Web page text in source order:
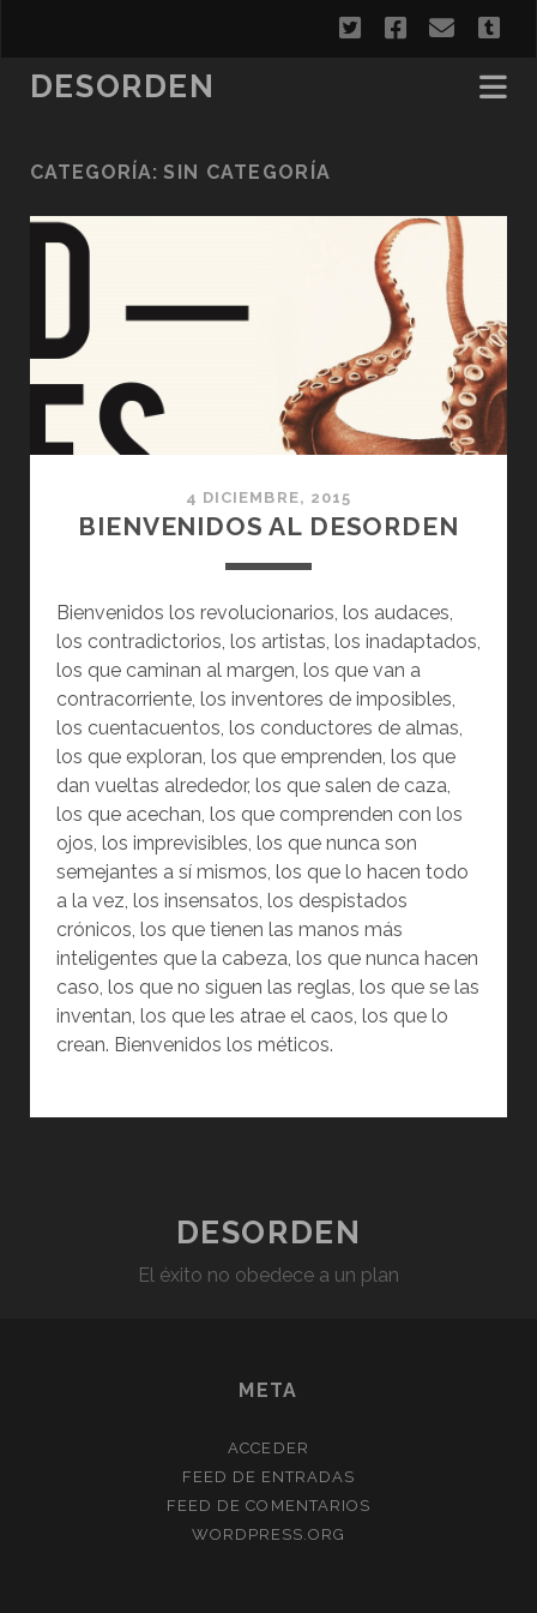
twitterfacebook
correo
DESORDEN
CATEGORÍA:SIN CATEGORÍA
4 DICIEMBRE, 2015
BIENVENIDOS AL DESORDEN
Bienvenidos los revolucionarios, los audaces,
los contradictorios, los artistas, los inadaptados,
los que caminan al margen, los que van a
contracorriente, los inventores de imposibles,
los cuentacuentos, los conductores de almas,
los que exploran, los que emprenden, los que
dan vueltas alrededor, los que salen de caza,
los que acechan, los que comprenden con los
ojos, los imprevisibles, los que nunca son
semejantes a sí mismos, los que lo hacen todo
a la vez, los insensatos, los despistados
crónicos, los que tienen las manos más
inteligentes que la cabeza, los que nunca hacen
caso, los que no siguen las reglas, los que se las
inventan, los que les atrae el caos, los que lo
crean. Bienvenidos los méticos.
DESORDEN
El éxito no obedece a un plan
META
ACCEDER
FEED DE ENTRADAS
FEED DE COMENTARIOS
WORDPRESS.ORG